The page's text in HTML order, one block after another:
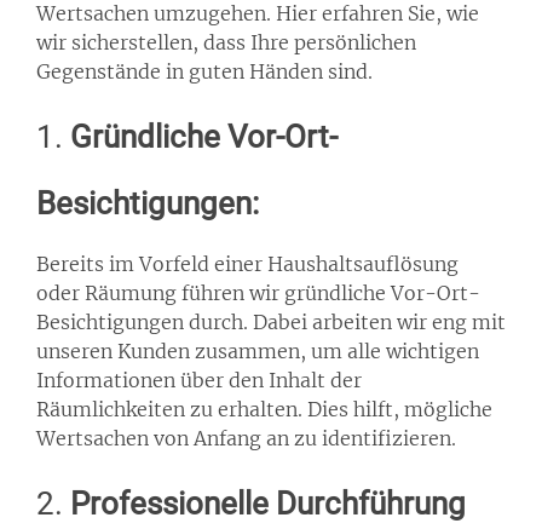
Wertsachen umzugehen. Hier erfahren Sie, wie
wir sicherstellen, dass Ihre persönlichen
Gegenstände in guten Händen sind.
1. Gründliche Vor-Ort-
Besichtigungen:
Bereits im Vorfeld einer Haushaltsauflösung
oder Räumung führen wir gründliche Vor-Ort-
Besichtigungen durch. Dabei arbeiten wir eng mit
unseren Kunden zusammen, um alle wichtigen
Informationen über den Inhalt der
Räumlichkeiten zu erhalten. Dies hilft, mögliche
Wertsachen von Anfang an zu identifizieren.
2. Professionelle Durchführung